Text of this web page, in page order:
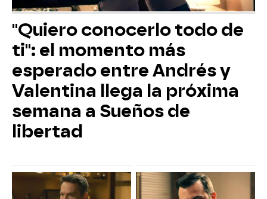
"Quiero conocerlo todo de
ti": el momento más
esperado entre Andrés y
Valentina llega la próxima
semana a Sueños de
libertad